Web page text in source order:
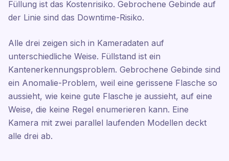
Füllung ist das Kostenrisiko. Gebrochene Gebinde auf
der Linie sind das Downtime-Risiko.
Alle drei zeigen sich in Kameradaten auf
unterschiedliche Weise. Füllstand ist ein
Kantenerkennungsproblem. Gebrochene Gebinde sind
ein Anomalie-Problem, weil eine gerissene Flasche so
aussieht, wie keine gute Flasche je aussieht, auf eine
Weise, die keine Regel enumerieren kann. Eine
Kamera mit zwei parallel laufenden Modellen deckt
alle drei ab.